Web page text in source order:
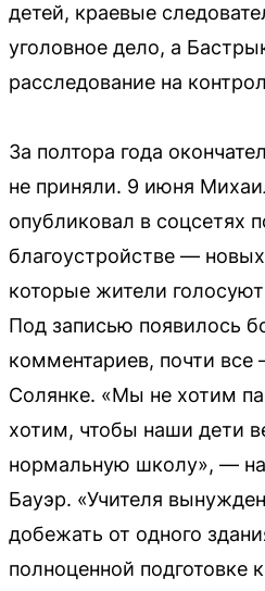
детей, краевые
уголовное дело, а
расследование на
За полтора года
не приняли. 9 июня
опубликовал в соцсетях
благоустройстве —
которые жители
Под записью появилось
комментариев, почти
Солянке. «Мы не хотим
хотим, чтобы наши дети
нормальную школу», —
Бауэр. «Учителя
добежать от одного
полноценной подготовке